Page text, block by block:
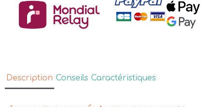
Description Conseils Caractéristiques